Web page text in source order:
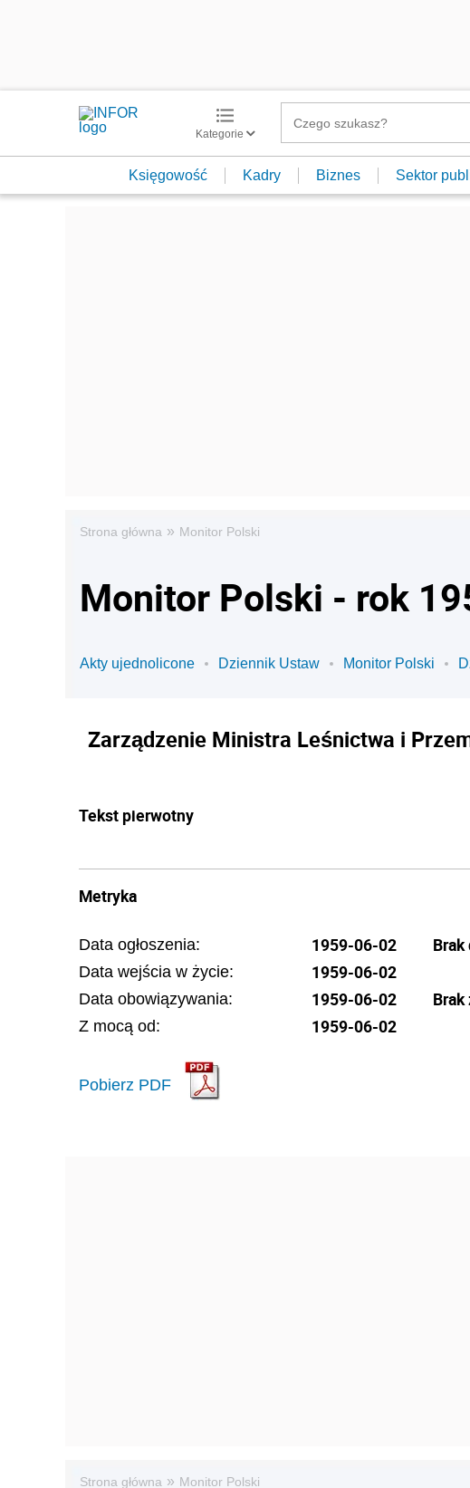
Kategorie
Księgowość Kadry Biznes Sektor
Strona główna » Monitor Polski
Monitor Polski - rok
Akty ujednolicone Dziennik Ustaw Monitor Polski
Zarządzenie Ministra Leśnictwa i
Tekst pierwotny
Metryka
Data ogłoszenia: 1959-06-02
Data wejścia w życie: 1959-06-02
Data obowiązywania: 1959-06-02
Z mocą od: 1959-06-02
Pobierz PDF
Strona główna » Monitor Polski